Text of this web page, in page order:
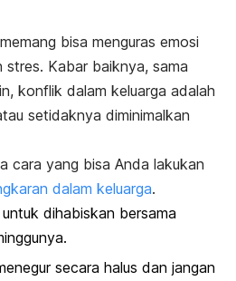
bisa menguras emosi
stres. Kabar baiknya, sama
konflik dalam keluarga adalah
setidaknya diminimalkan
cara yang bisa Anda lakukan
dalam keluarga.
dihabiskan bersama
secara halus dan jangan